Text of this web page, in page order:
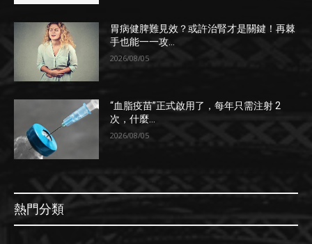
胃病健脾難見效？或許治腎才是關鍵！再棘
手也能一一攻...
2026/08/05
“血脂疫苗”正式啟用了，每年只需注射 2
次，什麼...
2026/08/05
熱門分類